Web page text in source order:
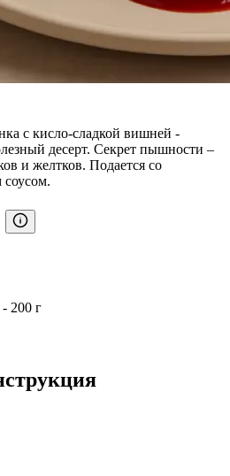
с кисло-сладкой вишней -
десерт. Секрет пышности –
и желтков. Подается со
- 200 г